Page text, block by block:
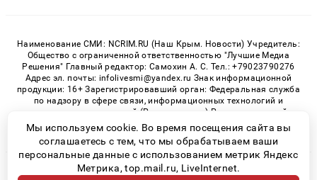
Наименование СМИ: NCRIM.RU (Наш Крым. Новости) Учредитель:
Общество с ограниченной ответственностью "Лучшие Медиа
Решения" Главный редактор: Самохин А. С. Тел.: +79023790276
Адрес эл. почты: infolivesmi@yandex.ru Знак информационной
продукции: 16+ Зарегистрировавший орган: Федеральная служба
по надзору в сфере связи, информационных технологий и
массовых коммуникаций (Роскомнадзор) Регистрационный
номер СМИ ЭЛ № ФС 77 - 81150 от 02.06.2021
© 2026 «nCrim.ru» | Все права защищены
Мы используем cookie. Во время посещения сайта вы
соглашаетесь с тем, что мы обрабатываем ваши
персональные данные с использованием метрик Яндекс
Метрика, top.mail.ru, LiveInternet.